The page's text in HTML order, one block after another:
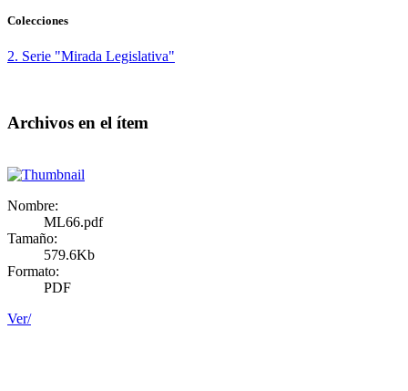
Colecciones
2. Serie "Mirada Legislativa"
Archivos en el ítem
Nombre:
ML66.pdf
Tamaño:
579.6Kb
Formato:
PDF
Ver/